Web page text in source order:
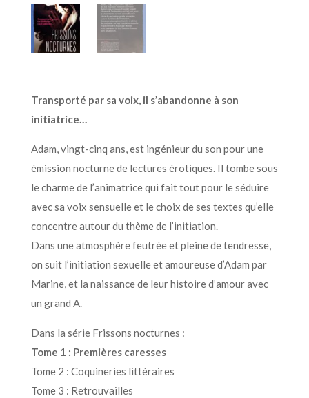
Transporté par sa voix, il s’abandonne à son
initiatrice…
Adam, vingt-cinq ans, est ingénieur du son pour une
émission nocturne de lectures érotiques. Il tombe sous
le charme de l’animatrice qui fait tout pour le séduire
avec sa voix sensuelle et le choix de ses textes qu’elle
concentre autour du thème de l’initiation.
Dans une atmosphère feutrée et pleine de tendresse,
on suit l’initiation sexuelle et amoureuse d’Adam par
Marine, et la naissance de leur histoire d’amour avec
un grand A.
Dans la série Frissons nocturnes :
Tome 1 : Premières caresses
Tome 2 : Coquineries littéraires
Tome 3 : Retrouvailles